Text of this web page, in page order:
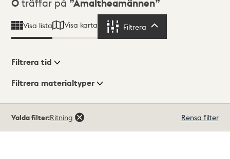
0 träffar på Amaltheamännen
Visa lista Visa karta Filtrera
Visningsläge
Filtrera tid
Filtrera materialtyper
träffar
Valda filter:Ritning Rensa filter